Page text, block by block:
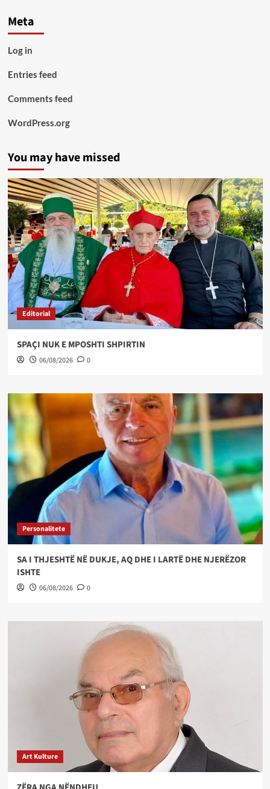
Meta
Log in
Entries feed
Comments feed
WordPress.org
You may have missed
Editorial
SPAÇI NUK E MPOSHTI SHPIRTIN
06/08/2026 0
Personalitete
SA I THJESHTË NË DUKJE, AQ DHE I LARTË DHE NJERËZOR
ISHTE
06/08/2026 0
Art Kulture